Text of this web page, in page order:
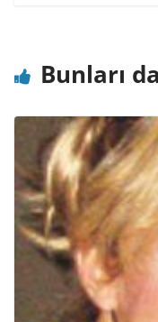
Bunları